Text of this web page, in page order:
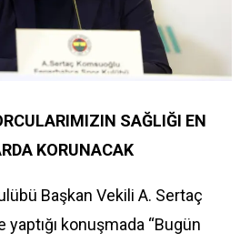
SAĞLIĞI EN
KORUNACAK
Başkan Vekili A. Sertaç
konuşmada “Bugün